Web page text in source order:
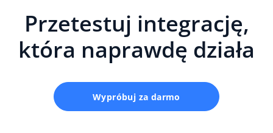
Przetestuj integrację,
która naprawdę działa
Wypróbuj za darmo